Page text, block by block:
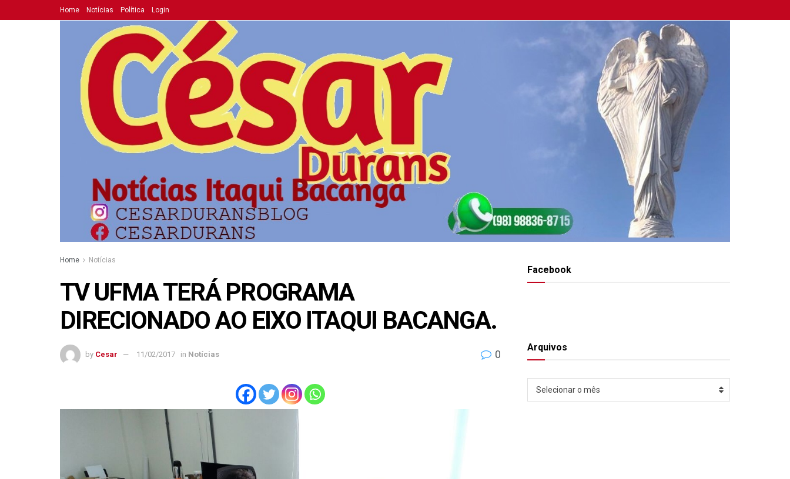
Home Notícias Política Login
Home Notícias
TV UFMA TERÁ PROGRAMA
DIRECIONADO AO EIXO ITAQUI BACANGA.
by Cesar 11/02/2017 in Notícias 0
Facebook
Arquivos
Arquivos
Selecionar o mês